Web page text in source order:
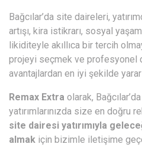
Bağcılar’da site daireleri,
artışı, kira istikrarı, sosyal
likiditeyle akıllıca bir tercih
projeyi seçmek ve profesyonel
avantajlardan en iyi şekilde
Remax Extra olarak,
yatırımlarınızda size en doğru
site dairesi yatırımıyla
almak için bizimle iletişime